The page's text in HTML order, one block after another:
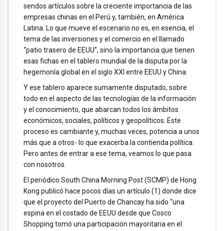
sendos artículos sobre la creciente importancia de las
empresas chinas en el Perú y, también, en América
Latina. Lo que mueve el escenario no es, en esencia, el
tema de las inversiones y el comercio en el llamado
“patio trasero de EEUU”, sino la importancia que tienen
esas fichas en el tablero mundial de la disputa por la
hegemonía global en el siglo XXI entre EEUU y China.
Y ese tablero aparece sumamente disputado, sobre
todo en el aspecto de las tecnologías de la información
y el conocimiento, que abarcan todos los ámbitos
económicos, sociales, políticos y geopolíticos. Este
proceso es cambiante y, muchas veces, potencia a unos
más que a otros- lo que exacerba la contienda política.
Pero antes de entrar a ese tema, veamos lo que pasa
con nosotros.
El periódico South China Morning Post (SCMP) de Hong
Kong publicó hace pocos días un artículo (1) donde dice
que el proyecto del Puerto de Chancay ha sido “una
espina en el costado de EEUU desde que Cosco
Shopping tomó una participación mayoritaria en el